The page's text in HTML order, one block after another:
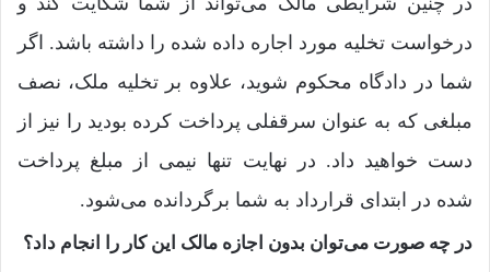
درخواست تخلیه مورد اجاره داده شده را داشته باشد. اگر
شما در دادگاه محکوم شوید، علاوه بر تخلیه ملک، نصف
مبلغی که به عنوان سرقفلی پرداخت کرده بودید را نیز از
دست خواهید داد. در نهایت تنها نیمی از مبلغ پرداخت
شده در ابتدای قرارداد به شما برگردانده می‌شود.
در چه صورت می‌توان بدون اجازه مالک این کار را انجام داد؟